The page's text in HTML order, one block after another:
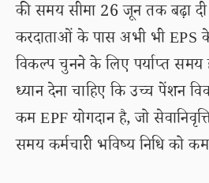
की समय सीमा 26 जून तक बढ़ा
करदाताओं के पास अभी भी
विकल्प चुनने के लिए पर्याप्त
ध्यान देना चाहिए कि उच्च पेंशन
कम EPF योगदान है, जो
समय कर्मचारी भविष्य निधि को